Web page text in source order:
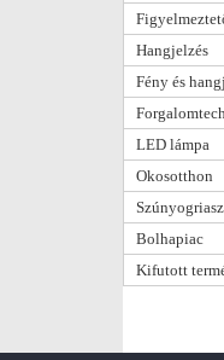
Hangjelzés
Fény és
LED lámpa
Okosotthon
Bolhapiac
Kifutott